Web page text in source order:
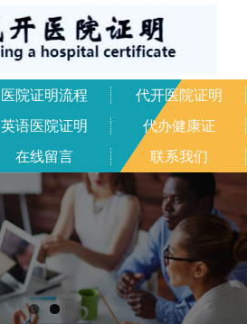
医院证明流程
代开医院证明
英语医院证明
代办健康证
在线留言 联系我们